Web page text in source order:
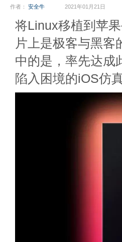
作者： 安全牛 2021年01月21日
将Linux移植到苹
片上是极客与黑客
中的是，率先达成
陷入困境的iOS仿